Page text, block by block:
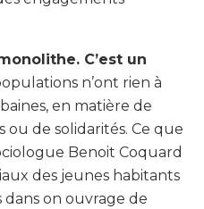
C’est un
n’ont rien à
en matière de
de solidarités. Ce que
Benoit Coquard
des jeunes habitants
dans on ouvrage de